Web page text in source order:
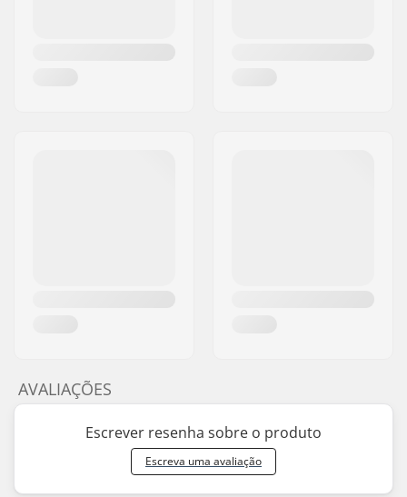
AVALIAÇÕES
Escrever resenha sobre o produto
Escreva uma avaliação